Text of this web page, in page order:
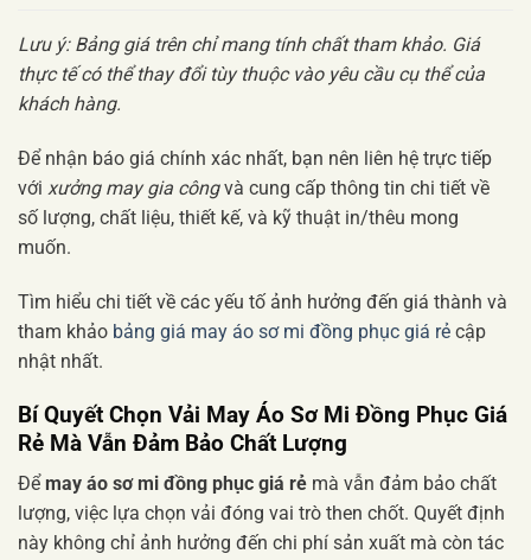
Lưu ý: Bảng giá trên chỉ mang tính chất tham khảo. Giá
thực tế có thể thay đổi tùy thuộc vào yêu cầu cụ thể của
khách hàng.
Để nhận báo giá chính xác nhất, bạn nên liên hệ trực tiếp
với xưởng may gia côngvà cung cấp thông tin chi tiết về
số lượng, chất liệu, thiết kế, và kỹ thuật in/thêu mong
muốn.
Tìm hiểu chi tiết về các yếu tố ảnh hưởng đến giá thành và
tham khảo bảng giá may áo sơ mi đồng phục giá rẻ cập
nhật nhất.
Bí Quyết Chọn Vải May Áo Sơ Mi Đồng Phục Giá
Rẻ Mà Vẫn Đảm Bảo Chất Lượng
Để may áo sơ mi đồng phục giá rẻ mà vẫn đảm bảo chất
lượng, việc lựa chọn vải đóng vai trò then chốt. Quyết định
này không chỉ ảnh hưởng đến chi phí sản xuất mà còn tác